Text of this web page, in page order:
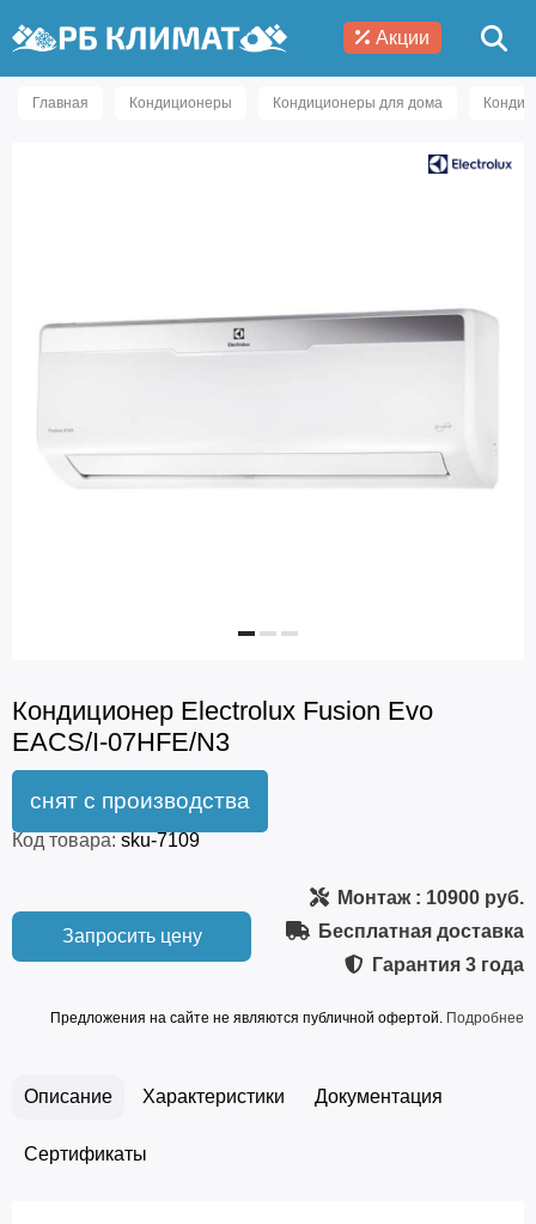
Акции
Главная Кондиционеры Кондиционеры для дома
Кондиционер Electrolux Fusion Evo
EACS/I-07HFE/N3
Код товара: sku-7109
Запросить цену
Монтаж: 10900 руб.
Бесплатная доставка
Гарантия 3 года
Предложения на сайте не являются публичной офертой. Подробнее
Описание Характеристики Документация
Сертификаты